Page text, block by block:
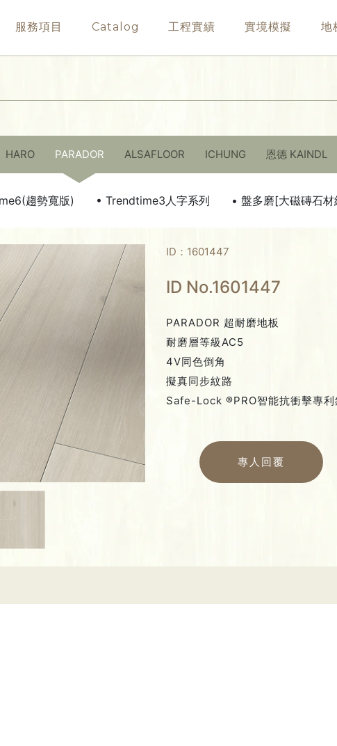
服務項目 Catalog 工程實績 實境模擬 地
HARO PARADOR ALSAFLOOR ICHUNG 恩德 KAINDL
趨勢寬版) • Trendtime3人字系列 • 盤多磨[大磁磚石材
ID：1601447
ID No.1601447
PARADOR 超耐磨地板
耐磨層等級AC5
4V同色倒角
擬真同步紋路
Safe-Lock ®PRO智能抗衝擊專利
專人回覆